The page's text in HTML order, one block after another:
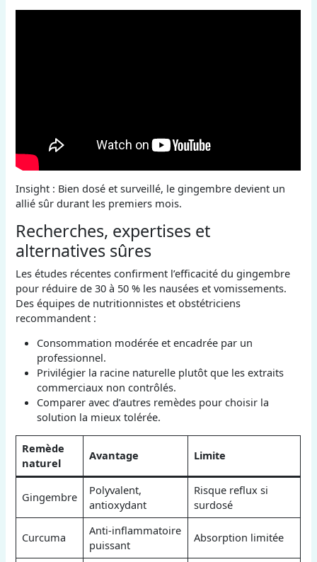
Insight : Bien dosé et surveillé, le gingembre devient un
allié sûr durant les premiers mois.
Recherches, expertises et
alternatives sûres
Les études récentes confirment l’efficacité du gingembre
pour réduire de 30 à 50 % les nausées et vomissements.
Des équipes de nutritionnistes et obstétriciens
recommandent :
Consommation modérée et encadrée par un
professionnel.
Privilégier la racine naturelle plutôt que les extraits
commerciaux non contrôlés.
Comparer avec d’autres remèdes pour choisir la
solution la mieux tolérée.
Remède
naturel
Avantage Limite
Gingembre
Polyvalent,
antioxydant
Risque reflux si
surdosé
Curcuma
Anti-inflammatoire
puissant
Absorption limitée